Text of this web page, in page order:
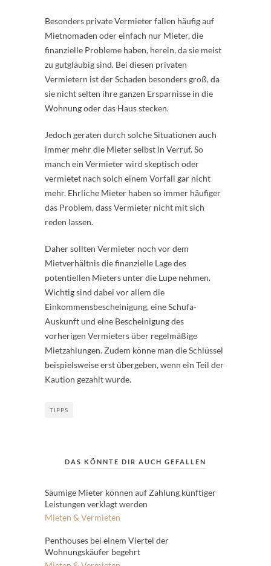
Besonders private Vermieter fallen häufig auf
Mietnomaden oder einfach nur Mieter, die
finanzielle Probleme haben, herein, da sie meist
zu gutgläubig sind. Bei diesen privaten
Vermietern ist der Schaden besonders groß, da
sie nicht selten ihre ganzen Ersparnisse in die
Wohnung oder das Haus stecken.
Jedoch geraten durch solche Situationen auch
immer mehr die Mieter selbst in Verruf. So
manch ein Vermieter wird skeptisch oder
vermietet nach solch einem Vorfall gar nicht
mehr. Ehrliche Mieter haben so immer häufiger
das Problem, dass Vermieter nicht mit sich
reden lassen.
Daher sollten Vermieter noch vor dem
Mietverhältnis die finanzielle Lage des
potentiellen Mieters unter die Lupe nehmen.
Wichtig sind dabei vor allem die
Einkommensbescheinigung, eine Schufa-
Auskunft und eine Bescheinigung des
vorherigen Vermieters über regelmäßige
Mietzahlungen. Zudem könne man die Schlüssel
beispielsweise erst übergeben, wenn ein Teil der
Kaution gezahlt wurde.
TIPPS
DAS KÖNNTE DIR AUCH GEFALLEN
Säumige Mieter können auf Zahlung künftiger
Leistungen verklagt werden
Mieten & Vermieten
Penthouses bei einem Viertel der
Wohnungskäufer begehrt